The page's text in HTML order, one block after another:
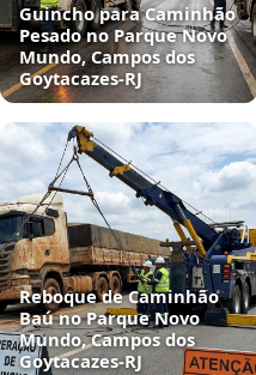
Guincho para Caminhão
Pesado no Parque Novo
Mundo, Campos dos
Goytacazes‑RJ
Reboque de Caminhão
Baú no Parque Novo
Mundo, Campos dos
Goytacazes‑RJ